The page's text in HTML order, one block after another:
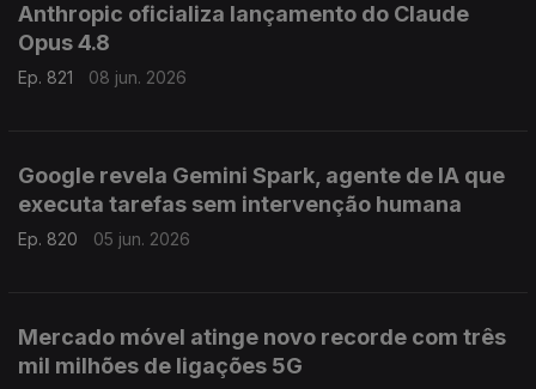
Anthropic oficializa lançamento do Claude
Opus 4.8
Ep. 821 08 jun. 2026
Google revela Gemini Spark, agente de IA que
executa tarefas sem intervenção humana
Ep. 820 05 jun. 2026
Mercado móvel atinge novo recorde com três
mil milhões de ligações 5G